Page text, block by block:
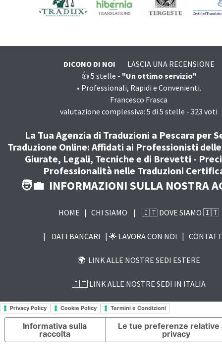
DICONO DI NOI
LASCIA UNA RECENSIONE
👍 5 stelle - "Un ottimo servizio"
• Professionali, Rapidi e Convenienti.
Francesco Frasca
valutazione complessiva: 5 di 5 stelle - 323 voti
La Tua Agenzia di Traduzioni a Pescara per
Traduzione Online: Affidati ai Professionisti
Giurate, Legali, Tecniche e di Brevetti -
Professionalità nelle Traduzioni
🧑‍💼 INFORMAZIONI SULLA NOSTRA
HOME | CHI SIAMO | 🇮🇹 DOVE SIAMO 🇮🇹
| DATI BANCARI | 🌟 LAVORA CON NOI |
🌍 LINK ALLE NOSTRE SEDI ESTERE
🇮🇹 LINK ALLE NOSTRE SEDI IN ITALIA
Privacy Policy Cookie Policy Termini e Condizioni
Informativa sulla
raccolta
Le tue preferenze relative
privacy